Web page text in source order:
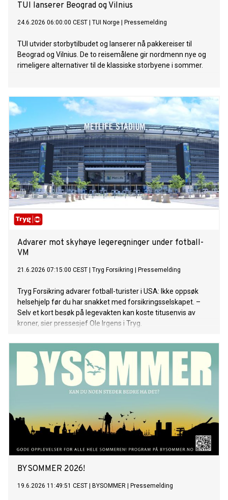
TUI lanserer Beograd og Vilnius
24.6.2026 06:00:00 CEST TUI Norge Pressemelding
TUI utvider storbytilbudet og lanserer nå pakkereiser til
Beograd og Vilnius. De to reisemålene gir nordmenn nye og
rimeligere alternativer til de klassiske storbyene i sommer.
Advarer mot skyhøye legeregninger under fotball-
VM
21.6.2026 07:15:00 CEST Tryg Forsikring Pressemelding
Tryg Forsikring advarer fotball-turister i USA: Ikke oppsøk
helsehjelp før du har snakket med forsikringsselskapet. –
Selv et kort besøk på legevakten kan koste titusenvis av
kroner, sier pressesjef Ole Irgens i Tryg.
BYSOMMER 2026!
19.6.2026 11:49:51 CEST BYSOMMER Pressemelding